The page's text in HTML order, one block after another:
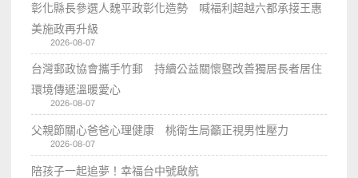
彰化縣長參選人魏平政彰化造勢 喊福利超越六都承接王惠
美施政再升級
2026-08-07
台灣郵政協會攜手竹郵 持續公益關懷暨改善獨居長者居住
環境傳遞溫暖愛心
2026-08-07
父親節關心爸爸心理健康 桃衛生局籲正視男性壓力
2026-08-07
陪孩子一起追夢！幸福台中號啟航